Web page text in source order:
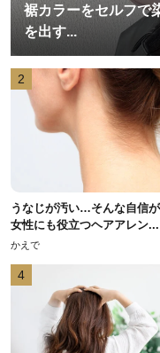
裾カラーをセルフで
を出す...
2
うなじが汚い…そんな自信
女性にも役立つヘアアレン...
かえで
4